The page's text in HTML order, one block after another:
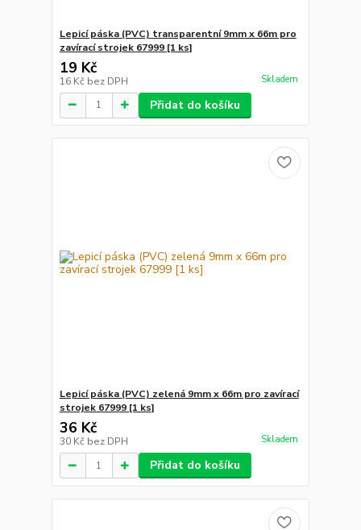
Lepicí páska (PVC) transparentní 9mm x 66m pro
zavírací strojek 67999 [1 ks]
19 Kč
16 Kč bez DPH Skladem
Přidat do košíku
Lepicí páska (PVC) zelená 9mm x 66m pro zavírací
strojek 67999 [1 ks]
36 Kč
30 Kč bez DPH Skladem
Přidat do košíku